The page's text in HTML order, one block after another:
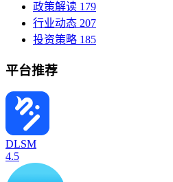
政策解读 179
行业动态 207
投资策略 185
平台推荐
DLSM
4.5